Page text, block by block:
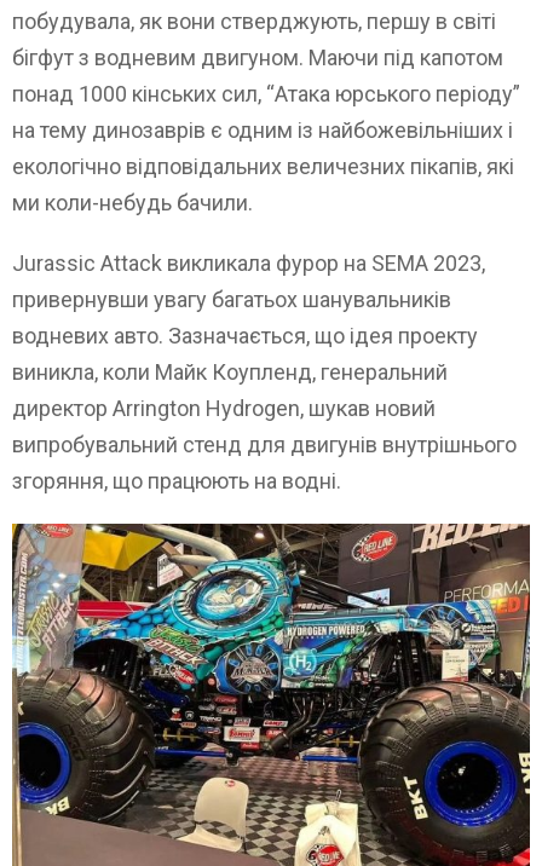
побудувала, як вони стверджують, першу в світі
бігфут з водневим двигуном. Маючи під капотом
понад 1000 кінських сил, “Атака юрського періоду”
на тему динозаврів є одним із найбожевільніших і
екологічно відповідальних величезних пікапів, які
ми коли-небудь бачили.
Jurassic Attack викликала фурор на SEMA 2023,
привернувши увагу багатьох шанувальників
водневих авто. Зазначається, що ідея проекту
виникла, коли Майк Коупленд, генеральний
директор Arrington Hydrogen, шукав новий
випробувальний стенд для двигунів внутрішнього
згоряння, що працюють на водні.